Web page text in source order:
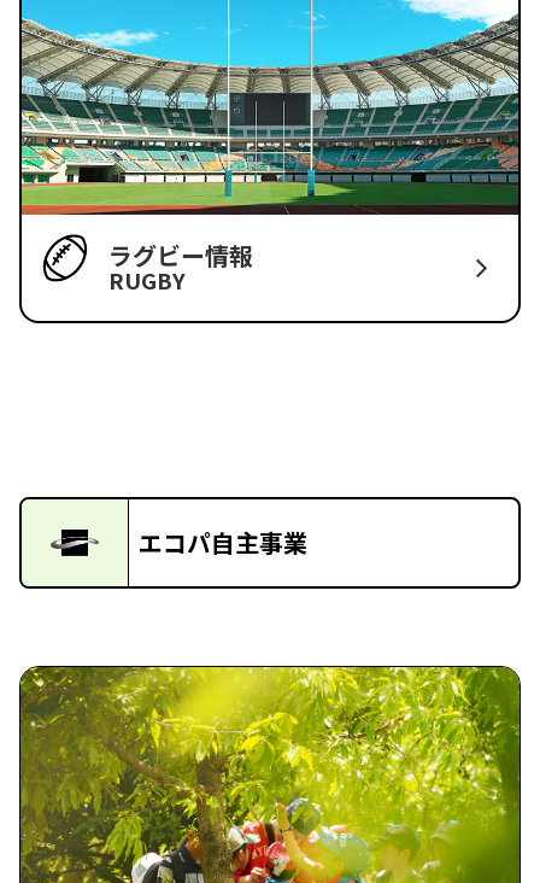
ラグビー情報
RUGBY
エコパ自主事業